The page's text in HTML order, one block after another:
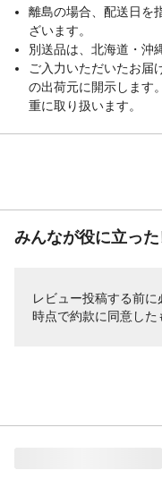
離島の場合、配送日を
ざいます。
別送品は、北海道・沖
ご入力いただいたお届
の出荷元に開示します
重に取り扱います。
みんなが役に立っ
レビュー投稿する前に
時点で約款に同意した